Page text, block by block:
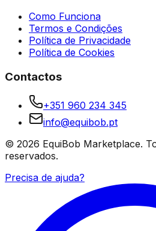
Como Funciona
Termos e Condições
Política de Privacidade
Política de Cookies
Contactos
+351 960 234 345
info@equibob.pt
© 2026 EquiBob Marketplace.
reservados.
Precisa de ajuda?